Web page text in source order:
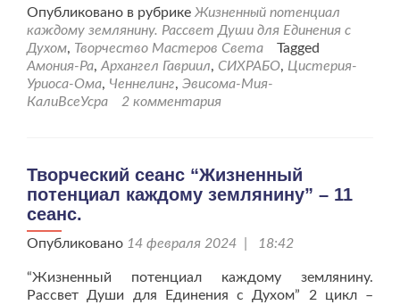
проСлияние
Души
и
Духа
для
11.
Опубликовано в рубрике Жизненный потенциал
каждому землянину. Рассвет Души для Единения с
Духом, Творчество Мастеров Света
Tagged
Амония-Ра, Архангел Гавриил, СИХРАБО, Цистерия-
Уриоса-Ома, Ченнелинг, Эвисома-Мия-
КалиВсеУсра
2 комментария
Творческий сеанс “Жизненный
потенциал каждому землянину” – 11
сеанс.
Опубликовано 14 февраля 2024 | 18:42
“Жизненный потенциал каждому землянину.
Рассвет Души для Единения с Духом” 2 цикл –